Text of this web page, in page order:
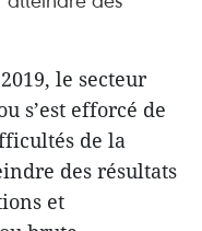
le secteur
s’est efforcé de
de la
des résultats
et